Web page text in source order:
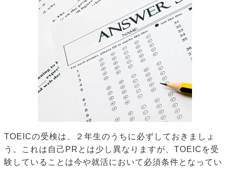
TOEICの受検は、２年生のうちに必ずしておきましょ
う。これは自己PRとは少し異なりますが、TOEICを受
験していることは今や就活において必須条件となってい